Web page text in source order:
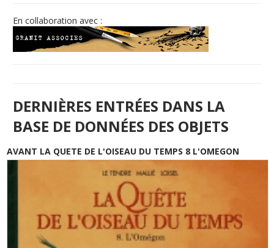
En collaboration avec :
DERNIÈRES ENTRÉES DANS LA
BASE DE DONNÉES DES OBJETS
AVANT LA QUETE DE L'OISEAU DU TEMPS 8 L'OMEGON